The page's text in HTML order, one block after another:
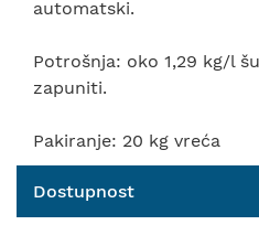
automatski.
Potrošnja: oko 1,29 kg/l
zapuniti.
Pakiranje: 20 kg vreća
Dostupnost